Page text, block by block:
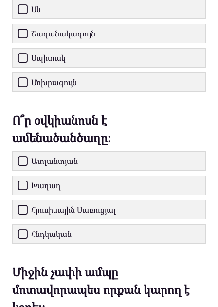
Սև
Շագանակագույն
Սպիտակ
Մոխրագույն
Ո՞ր օվկիանոսն է
ամենածանծաղը։
Ատլանտյան
Խաղաղ
Հյուսիսային Սառուցյալ
Հնդկական
Միջին չափի ամպը
մոտավորապես որքան կարող է